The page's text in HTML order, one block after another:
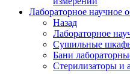
Лабораторное научное
Назад
Лабораторное
Сушильные
Бани
Стерилизаторы и